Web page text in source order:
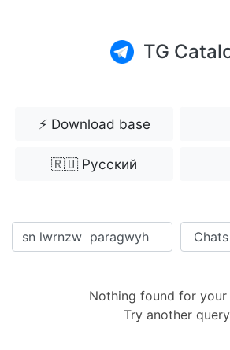
TG
⚡️ Download base
🇷🇺 Русский
Nothing found for your
Try another query